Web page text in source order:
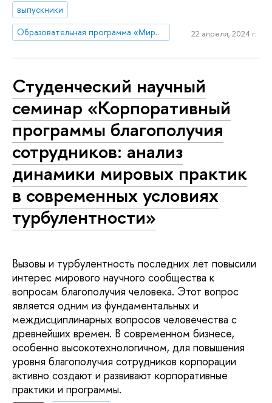
выпускники
Образовательная программа «Мировая экономика»
22 апреля, 2024 г.
Студенческий научный
семинар «Корпоративный
программы благополучия
сотрудников: анализ
динамики мировых практик
в современных условиях
турбулентности»
Вызовы и турбулентность последних лет повысили
интерес мирового научного сообщества к
вопросам благополучия человека. Этот вопрос
является одним из фундаментальных и
междисциплинарных вопросов человечества с
древнейших времен. В современном бизнесе,
особенно высокотехнологичном, для повышения
уровня благополучия сотрудников корпорации
активно создают и развивают корпоративные
практики и программы.